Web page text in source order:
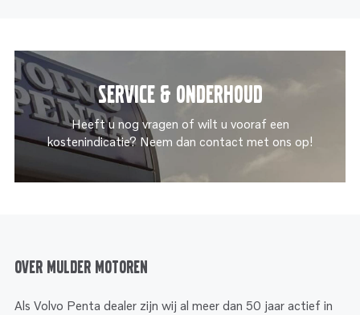
Service & onderhoud
Heeft u nog vragen of wilt u vooraf een
kostenindicatie? Neem dan contact met ons op!
Over Mulder Motoren
Als Volvo Penta dealer zijn wij al meer dan 50 jaar actief in